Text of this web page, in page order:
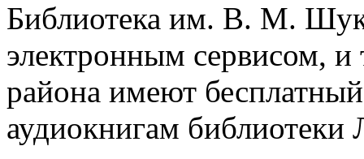
Библиотека им. В. М.
электронным сервисом,
района имеют
аудиокнигам библиотеки